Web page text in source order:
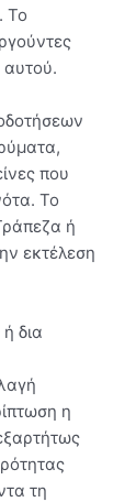
Το
που
Το
ή
εκτέλεση
δια
η
τη